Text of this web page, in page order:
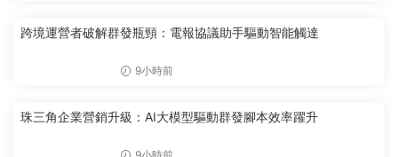
跨境運營者破解群發瓶頸：電報協議助手驅動智能觸達
9小時前
珠三角企業營銷升級：AI大模型驅動群發腳本效率躍升